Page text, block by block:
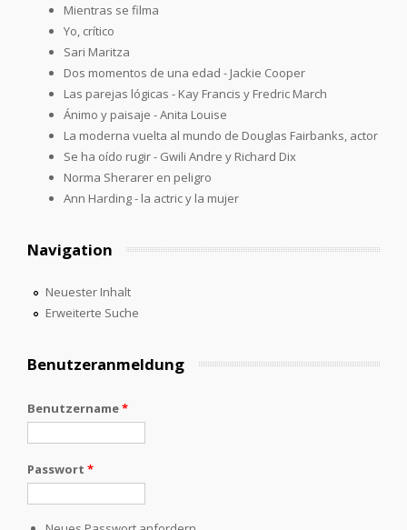
Mientras se filma
Yo, crítico
Sari Maritza
Dos momentos de una edad - Jackie Cooper
Las parejas lógicas - Kay Francis y Fredric March
Ánimo y paisaje - Anita Louise
La moderna vuelta al mundo de Douglas Fairbanks, actor
Se ha oído rugir - Gwili Andre y Richard Dix
Norma Sherarer en peligro
Ann Harding - la actric y la mujer
Navigation
Neuester Inhalt
Erweiterte Suche
Benutzeranmeldung
Benutzername*
Passwort *